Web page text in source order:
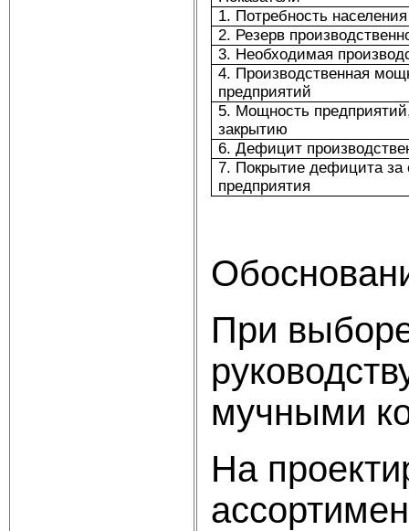
1. Потребность
2. Резерв
3. Необходимая
4. Производственная
предприятий
5. Мощность
закрытию
6. Дефицит
7. Покрытие дефицита за
предприятия
При
мучными
На